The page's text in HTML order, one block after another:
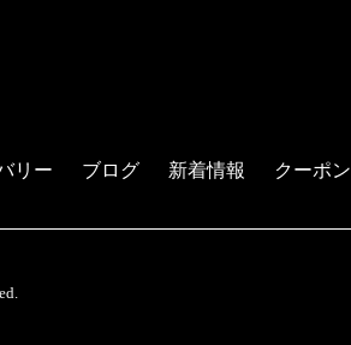
リー ブログ 新着情報 クーポン